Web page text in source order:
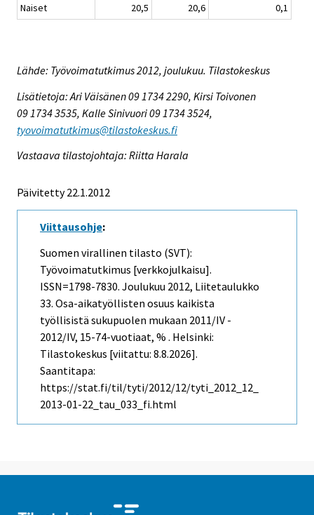
Naiset
20,5 20,6 0,1
Lähde: Työvoimatutkimus 2012, joulukuu. Tilastokeskus
Lisätietoja: Ari Väisänen 09 1734 2290, Kirsi Toivonen
09 1734 3535, Kalle Sinivuori 09 1734 3524,
tyovoimatutkimus@tilastokeskus.fi
Vastaava tilastojohtaja: Riitta Harala
Päivitetty 22.1.2012
Viittausohje:
Suomen virallinen tilasto (SVT):
Työvoimatutkimus [verkkojulkaisu].
ISSN=1798-7830. Joulukuu 2012, Liitetaulukko
33. Osa-aikatyöllisten osuus kaikista
työllisistä sukupuolen mukaan 2011/IV -
2012/IV, 15-74-vuotiaat, % . Helsinki:
Tilastokeskus [viitattu: 8.8.2026].
Saantitapa:
https://stat.fi/til/tyti/2012/12/tyti_2012_12_
2013-01-22_tau_033_fi.html